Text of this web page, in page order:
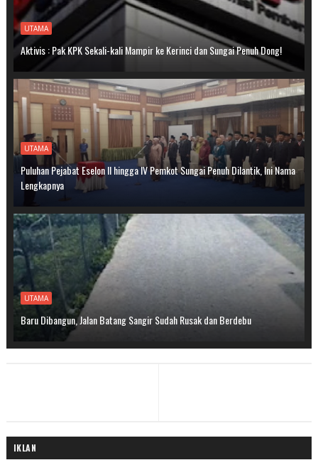
UTAMA
Aktivis : Pak KPK Sekali-kali Mampir ke Kerinci dan Sungai Penuh Dong!
UTAMA
Puluhan Pejabat Eselon II hingga IV Pemkot Sungai Penuh Dilantik, Ini Nama
Lengkapnya
UTAMA
Baru Dibangun, Jalan Batang Sangir Sudah Rusak dan Berdebu
IKLAN